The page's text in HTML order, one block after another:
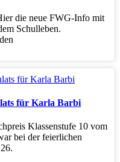
die neue FWG-Info mit
Schulleben.
für Karla Barbi
Klassenstufe 10 vom
bei der feierlichen